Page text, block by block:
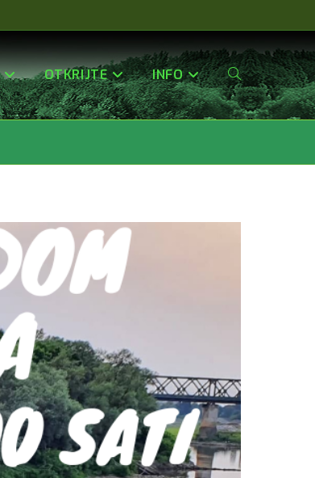
OTKRIJTE INFO Uključi/isključi